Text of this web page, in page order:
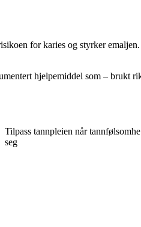
for karies og styrker
hjelpemiddel som – brukt
Tilpass tannpleien når
seg